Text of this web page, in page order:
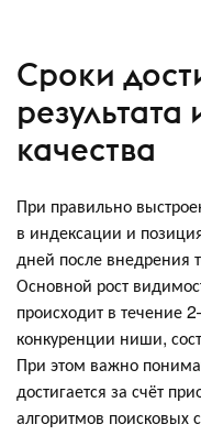
Сроки
результата
качества
При правильно
в индексации и
дней после внедрения
Основной рост
происходит в течение
конкуренции ниши,
При этом важно
достигается за счёт
алгоритмов поисковых